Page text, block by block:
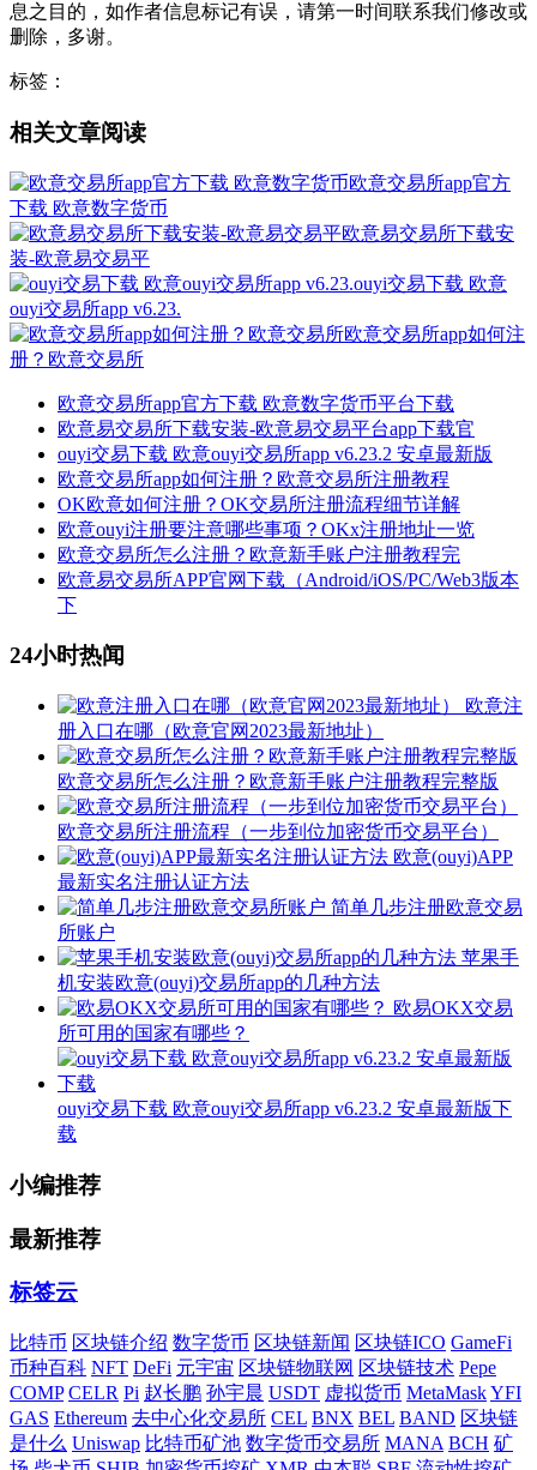
息之目的，如作者信息标记有误，请第一时间联系我们修改或
删除，多谢。
标签：
相关文章阅读
欧意交易所app官方
下载 欧意数字货币
欧意易交易所下载安
装-欧意易交易平
ouyi交易下载 欧意
ouyi交易所app v6.23.
欧意交易所app如何注
册？欧意交易所
欧意交易所app官方下载 欧意数字货币平台下载
欧意易交易所下载安装-欧意易交易平台app下载官
ouyi交易下载 欧意ouyi交易所app v6.23.2 安卓最新版
欧意交易所app如何注册？欧意交易所注册教程
OK欧意如何注册？OK交易所注册流程细节详解
欧意ouyi注册要注意哪些事项？OKx注册地址一览
欧意交易所怎么注册？欧意新手账户注册教程完
欧意易交易所APP官网下载（Android/iOS/PC/Web3版本
下
24小时热闻
欧意注
册入口在哪（欧意官网2023最新地址）
欧意交易所怎么注册？欧意新手账户注册教程完整版
欧意交易所注册流程（一步到位加密货币交易平台）
欧意(ouyi)APP
最新实名注册认证方法
简单几步注册欧意交易
所账户
苹果手
机安装欧意(ouyi)交易所app的几种方法
欧易OKX交易
所可用的国家有哪些？
ouyi交易下载 欧意ouyi交易所app v6.23.2 安卓最新版下
载
小编推荐
最新推荐
标签云
比特币 区块链介绍 数字货币 区块链新闻 区块链ICO GameFi
币种百科 NFT DeFi 元宇宙 区块链物联网 区块链技术 Pepe
COMP CELR Pi 赵长鹏 孙宇晨 USDT 虚拟货币 MetaMaskYFI
GAS Ethereum 去中心化交易所 CEL BNX BEL BAND 区块链
是什么 Uniswap 比特币矿池 数字货币交易所 MANA BCH 矿